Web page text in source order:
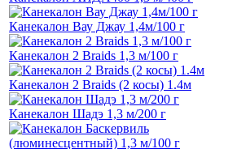
Канекалон Вау Джау 1,4м/100 г
Канекалон 2 Braids 1,3 м/100 г
Канекалон 2 Braids (2 косы) 1.4м
Канекалон Шадэ 1,3 м/200 г